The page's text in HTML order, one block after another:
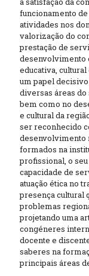
funcionamento
atividades nos
valorização do
prestação de
desenvolvimento
educativa,
um papel
diversas áreas do
bem como no
e cultural da
ser reconhecido
desenvolvimento
formados na
profissional, o
capacidade de
atuação ética no
presença cultural
problemas
projetando uma
congéneres
docente e
saberes na
principais áreas